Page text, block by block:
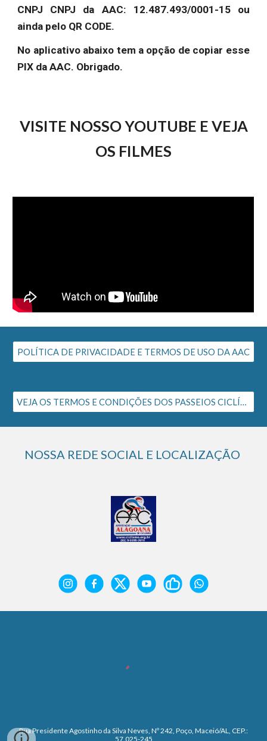
CNPJ CNPJ da AAC: 12.487.493/0001-15 ou
ainda pelo QR CODE.
No aplicativo abaixo tem a opção de copiar esse
PIX da AAC. Obrigado.
VISITE NOSSO YOUTUBE E VEJA
OS FILMES
POLÍTICA DE PRIVACIDADE E TERMOS DE USO DA AAC
VEJA OS TERMOS E CONDIÇÕES DOS PASSEIOS CICLÍSTICOS DA AAC
NOSSA REDE SOCIAL E LOCALIZAÇÃO
Rua Presidente Agostinho da Silva Neves, Nº 242, Poço, Maceió/AL, CEP.:
57.025-245